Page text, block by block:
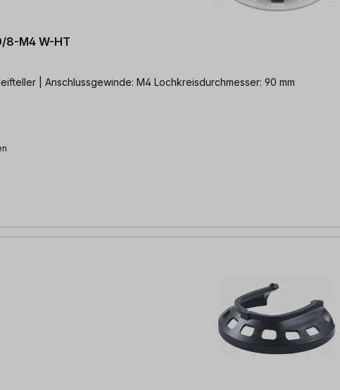
8-M4 W-HT
ST-STF ES125/90/8-M4 W-HT Schleifteller | Anschlussgewinde: M4 Lochkreisdurchmesser: 90 mm